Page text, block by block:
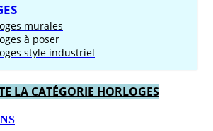
murales
à poser
style industriel
LA CATÉGORIE HORLOGES